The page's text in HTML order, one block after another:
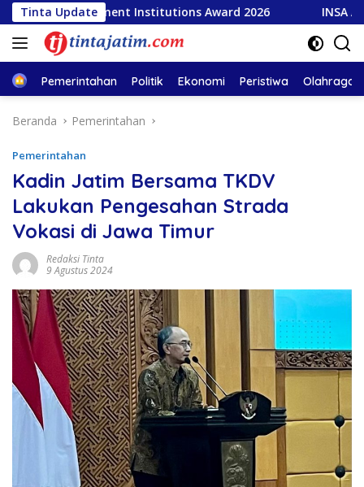
Langsung
ke
konten
Tinta UpdateInstitutions Award 2026 INSA Apresiasi
HomePemerintahan Politik Ekonomi Peristiwa Olahraga
Beranda Pemerintahan
Pemerintahan
Kadin Jatim Bersama TKDV
Lakukan Pengesahan Strada
Vokasi di Jawa Timur
Redaksi Tinta
9 Agustus 2024